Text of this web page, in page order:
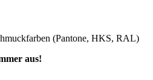
(Pantone, HKS, RAL)
aus!